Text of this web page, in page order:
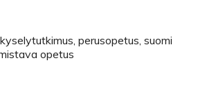
perusopetus, suomi
opetus